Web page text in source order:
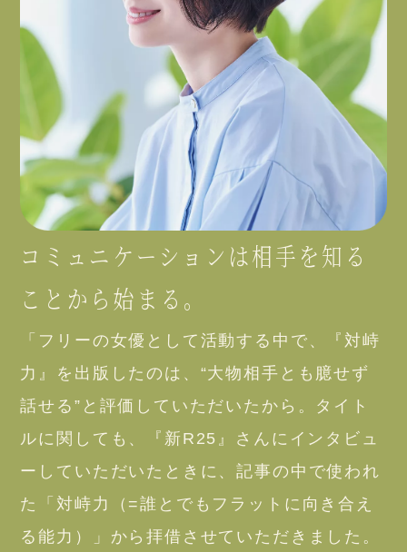
コミュニケーションは相手を知る
ことから始まる。
「フリーの女優として活動する中で、『対峙
力』を出版したのは、“大物相手とも臆せず
話せる”と評価していただいたから。タイト
ルに関しても、『新R25』さんにインタビュ
ーしていただいたときに、記事の中で使われ
た「対峙力（=誰とでもフラットに向き合え
る能力）」から拝借させていただきました。